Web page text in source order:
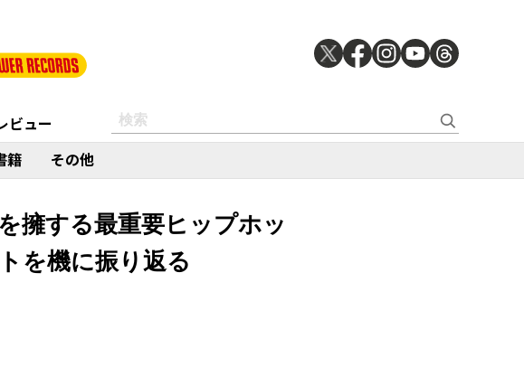
ビュー
籍 その他
擁する最重要ヒップホッ
を機に振り返る